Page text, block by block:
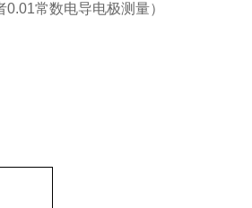
常数电导电极测量）